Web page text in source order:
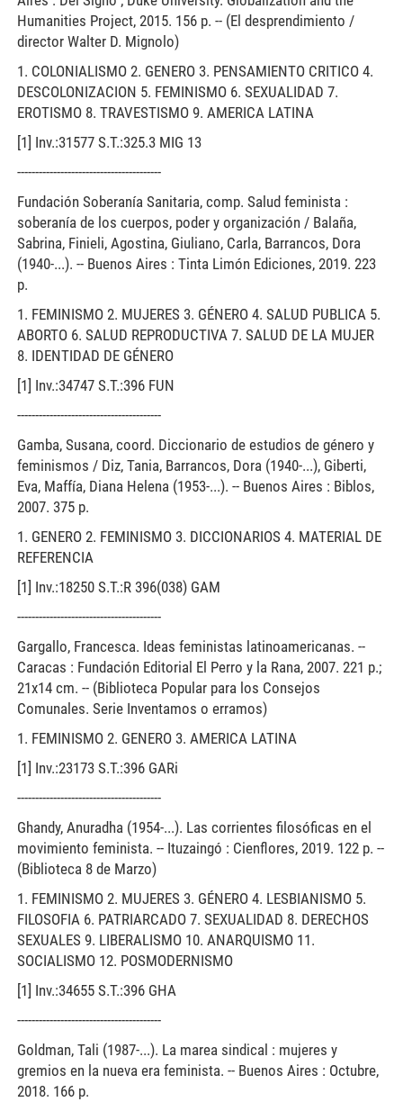
Humanities Project, 2015. 156 p. -- (El desprendimiento /
director Walter D. Mignolo)
1. COLONIALISMO 2. GENERO 3. PENSAMIENTO CRITICO 4.
DESCOLONIZACION 5. FEMINISMO 6. SEXUALIDAD 7.
EROTISMO 8. TRAVESTISMO 9. AMERICA LATINA
[1] Inv.:31577 S.T.:325.3 MIG 13
----------------------------------------
Fundación Soberanía Sanitaria, comp. Salud feminista :
soberanía de los cuerpos, poder y organización / Balaña,
Sabrina, Finieli, Agostina, Giuliano, Carla, Barrancos, Dora
(1940-...). -- Buenos Aires : Tinta Limón Ediciones, 2019. 223
p.
1. FEMINISMO 2. MUJERES 3. GÉNERO 4. SALUD PUBLICA 5.
ABORTO 6. SALUD REPRODUCTIVA 7. SALUD DE LA MUJER
8. IDENTIDAD DE GÉNERO
[1] Inv.:34747 S.T.:396 FUN
----------------------------------------
Gamba, Susana, coord. Diccionario de estudios de género y
feminismos / Diz, Tania, Barrancos, Dora (1940-...), Giberti,
Eva, Maffía, Diana Helena (1953-...). -- Buenos Aires : Biblos,
2007. 375 p.
1. GENERO 2. FEMINISMO 3. DICCIONARIOS 4. MATERIAL DE
REFERENCIA
[1] Inv.:18250 S.T.:R 396(038) GAM
----------------------------------------
Gargallo, Francesca. Ideas feministas latinoamericanas. --
Caracas : Fundación Editorial El Perro y la Rana, 2007. 221 p.;
21x14 cm. -- (Biblioteca Popular para los Consejos
Comunales. Serie Inventamos o erramos)
1. FEMINISMO 2. GENERO 3. AMERICA LATINA
[1] Inv.:23173 S.T.:396 GARi
----------------------------------------
Ghandy, Anuradha (1954-...). Las corrientes filosóficas en el
movimiento feminista. -- Ituzaingó : Cienflores, 2019. 122 p. --
(Biblioteca 8 de Marzo)
1. FEMINISMO 2. MUJERES 3. GÉNERO 4. LESBIANISMO 5.
FILOSOFIA 6. PATRIARCADO 7. SEXUALIDAD 8. DERECHOS
SEXUALES 9. LIBERALISMO 10. ANARQUISMO 11.
SOCIALISMO 12. POSMODERNISMO
[1] Inv.:34655 S.T.:396 GHA
----------------------------------------
Goldman, Tali (1987-...). La marea sindical : mujeres y
gremios en la nueva era feminista. -- Buenos Aires : Octubre,
2018. 166 p.